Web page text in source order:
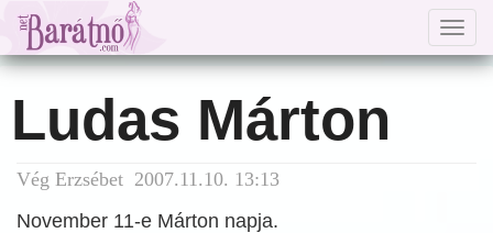
Ludas Márton
Vég Erzsébet 2007.11.10. 13:13
November 11-e Márton napja.